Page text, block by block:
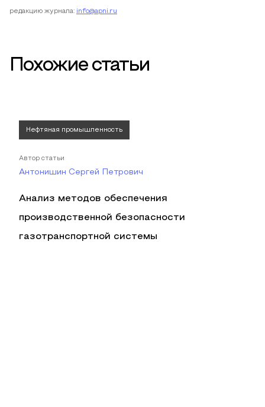
редакцию журнала: info@apni.ru
Похожие статьи
Нефтяная промышленность
Автор статьи
Антонишин Сергей Петрович
Анализ методов обеспечения
производственной безопасности
газотранспортной системы